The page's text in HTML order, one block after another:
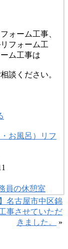
ォーム工事、
フォーム工
ム工事は
談ください。
お風呂）リフ
員の休憩室
名古屋市中区錦
事させていただ
きました。
»